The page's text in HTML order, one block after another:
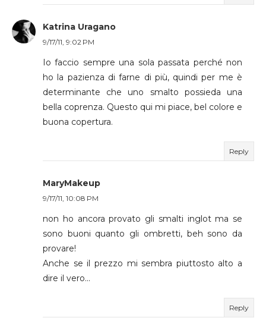
Katrina Uragano
9/17/11, 9:02 PM
Io faccio sempre una sola passata perché non
ho la pazienza di farne di più, quindi per me è
determinante che uno smalto possieda una
bella coprenza. Questo qui mi piace, bel colore e
buona copertura.
Reply
MaryMakeup
9/17/11, 10:08 PM
non ho ancora provato gli smalti inglot ma se
sono buoni quanto gli ombretti, beh sono da
provare!
Anche se il prezzo mi sembra piuttosto alto a
dire il vero...
Reply